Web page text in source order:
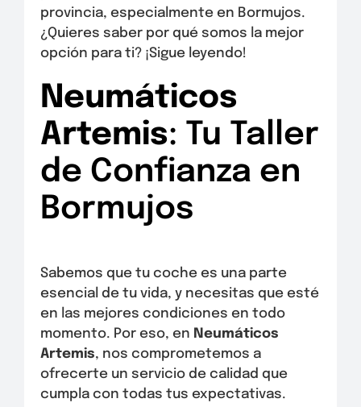
provincia, especialmente en Bormujos.
¿Quieres saber por qué somos la mejor
opción para ti? ¡Sigue leyendo!
Neumáticos
Artemis: Tu Taller
de Confianza en
Bormujos
Sabemos que tu coche es una parte
esencial de tu vida, y necesitas que esté
en las mejores condiciones en todo
momento. Por eso, en Neumáticos
Artemis, nos comprometemos a
ofrecerte un servicio de calidad que
cumpla con todas tus expectativas.